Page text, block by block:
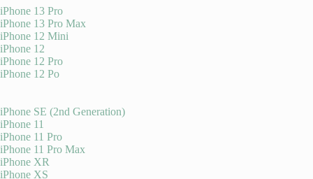
iPhone 13 Pro
iPhone 13 Pro Max
iPhone 12 Mini
iPhone 12
iPhone 12 Pro
iPhone 12 Po
iPhone SE (2nd Generation)
iPhone 11
iPhone 11 Pro
iPhone 11 Pro Max
iPhone XR
iPhone XS